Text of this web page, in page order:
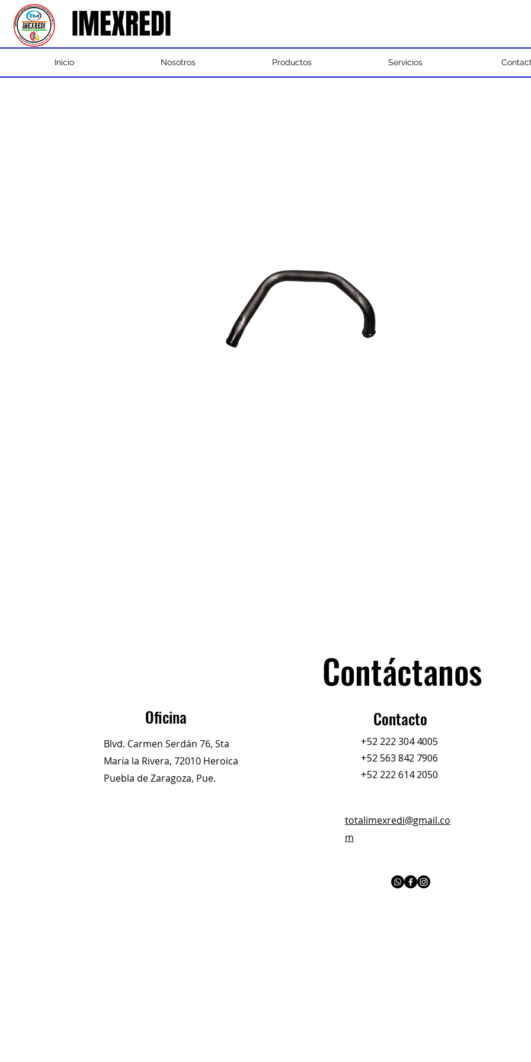
IMEXREDI
IMEXREDI
Inicio Nosotros Productos Servicios
Contáctanos
Oficina
Blvd. Carmen Serdán 76, Sta
María la Rivera, 72010 Heroica
Puebla de Zaragoza, Pue.
Contacto
+52 222 304 4005
+52 563 842 7906
+52 222 614 2050
totalimexredi@gmail.co
m